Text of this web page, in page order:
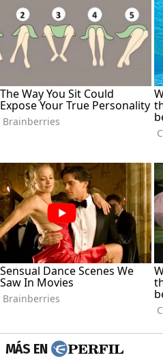
MÁS EN